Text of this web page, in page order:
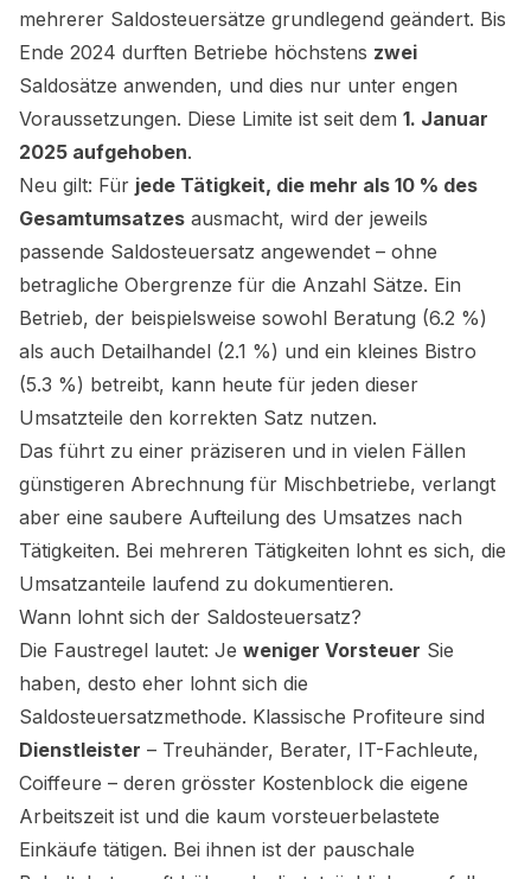
mehrerer Saldosteuersätze grundlegend geändert. Bis
Ende 2024 durften Betriebe höchstens zwei
Saldosätze anwenden, und dies nur unter engen
Voraussetzungen. Diese Limite ist seit dem 1. Januar
2025 aufgehoben.
Neu gilt: Für jede Tätigkeit, die mehr als 10 % des
Gesamtumsatzes ausmacht, wird der jeweils
passende Saldosteuersatz angewendet – ohne
betragliche Obergrenze für die Anzahl Sätze. Ein
Betrieb, der beispielsweise sowohl Beratung (6.2 %)
als auch Detailhandel (2.1 %) und ein kleines Bistro
(5.3 %) betreibt, kann heute für jeden dieser
Umsatzteile den korrekten Satz nutzen.
Das führt zu einer präziseren und in vielen Fällen
günstigeren Abrechnung für Mischbetriebe, verlangt
aber eine saubere Aufteilung des Umsatzes nach
Tätigkeiten. Bei mehreren Tätigkeiten lohnt es sich, die
Umsatzanteile laufend zu dokumentieren.
Wann lohnt sich der Saldosteuersatz?
Die Faustregel lautet: Je weniger Vorsteuer Sie
haben, desto eher lohnt sich die
Saldosteuersatzmethode. Klassische Profiteure sind
Dienstleister – Treuhänder, Berater, IT-Fachleute,
Coiffeure – deren grösster Kostenblock die eigene
Arbeitszeit ist und die kaum vorsteuerbelastete
Einkäufe tätigen. Bei ihnen ist der pauschale